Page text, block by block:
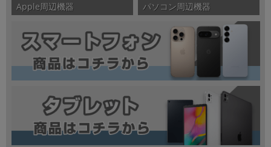
Apple周辺機器 パソコン周辺機器